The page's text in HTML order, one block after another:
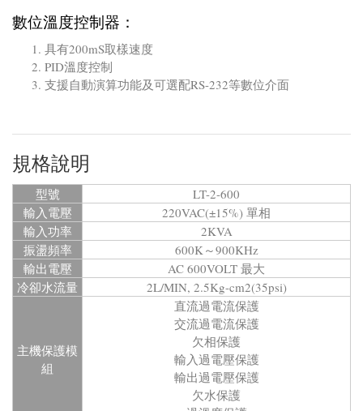
數位溫度控制器：
具有200mS取樣速度
PID溫度控制
支援自動演算功能及可選配RS-232等數位介面
規格說明
型號
LT-2-600
輸入電壓
220VAC(±15%) 單相
輸入功率
2KVA
振盪頻率
600K～900KHz
輸出電壓
AC 600VOLT 最大
冷卻水流量
2L/MIN, 2.5Kg-cm2(35psi)
主機保護模
組
直流過電流保護
交流過電流保護
欠相保護
輸入過電壓保護
輸出過電壓保護
欠水保護